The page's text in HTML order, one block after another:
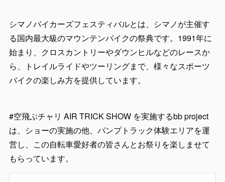
シマノバイカーズフェスティバルとは、シマノが主催す
る国内最大級のマウンテンバイクの祭典です。1991年に
始まり、クロスカントリーやダウンヒルなどのレースか
ら、トレイルライドやツーリングまで、様々なスポーツ
バイクの楽しみ方を提供しています。
#空飛ぶチャリ AIR TRICK SHOW を実施するbb project
は、ショーの実施の他、パンプトラック体験エリアを運
営し、この自転車愛好者の皆さんとお祭りを楽しませて
もらっています。